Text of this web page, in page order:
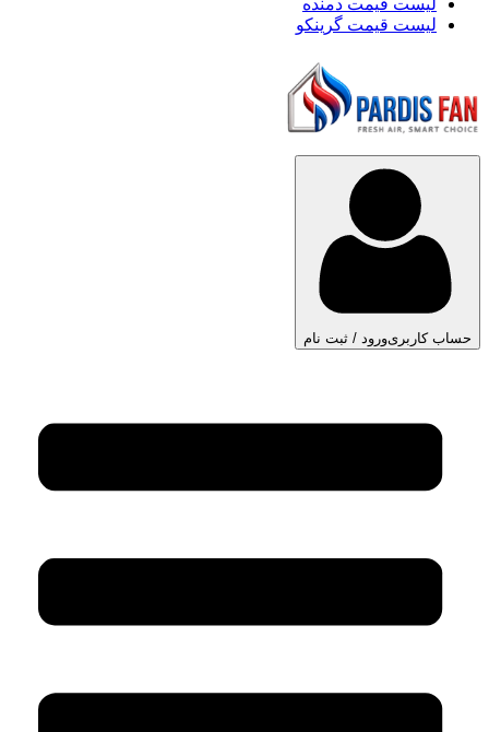
لیست قیمت دمنده
لیست قیمت گرینکو
حساب کاربریورود / ثبت نام